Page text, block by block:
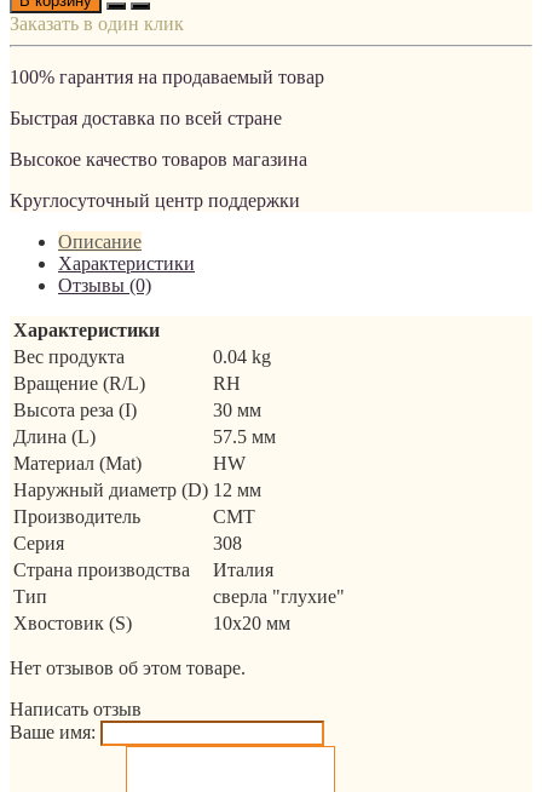
Заказать в один клик
100% гарантия на продаваемый товар
Быстрая доставка по всей стране
Высокое качество товаров магазина
Круглосуточный центр поддержки
Описание
Характеристики
Отзывы (0)
Характеристики
Вес продукта
0.04 kg
Вращение (R/L)
RH
Высота реза (I)
30 мм
Длина (L)
57.5 мм
Материал (Mat)
HW
Наружный диаметр (D) 12 мм
Производитель
CMT
Серия
308
Страна производства
Италия
Тип
сверла "глухие"
Хвостовик (S)
10x20 мм
Нет отзывов об этом товаре.
Написать отзыв
Ваше имя: